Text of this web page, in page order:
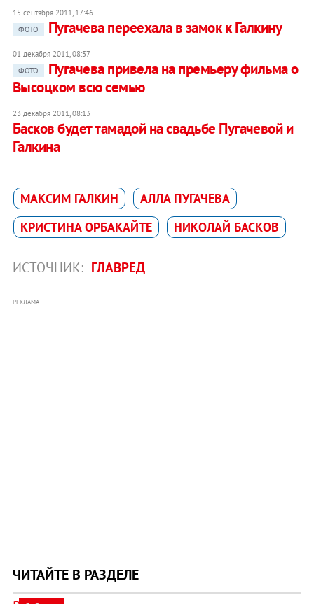
15 сентября 2011, 17:46
ФОТО
Пугачева переехала в замок к Галкину
01 декабря 2011, 08:37
ФОТО
Пугачева привела на премьеру фильма о
Высоцком всю семью
23 декабря 2011, 08:13
Басков будет тамадой на свадьбе Пугачевой и
Галкина
МАКСИМ ГАЛКИН
АЛЛА ПУГАЧЕВА
КРИСТИНА ОРБАКАЙТЕ
НИКОЛАЙ БАСКОВ
ИСТОЧНИК: ГЛАВРЕД
РЕКЛАМА
ЧИТАЙТЕ В РАЗДЕЛЕ